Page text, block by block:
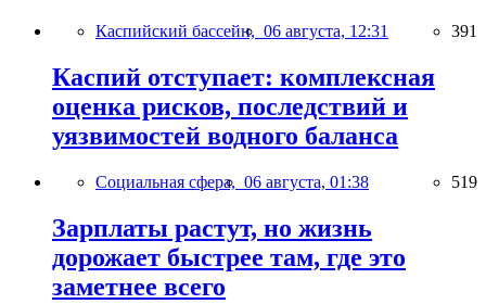
Каспийский бассейн, 06 августа, 12:31 391
Каспий отступает: комплексная
оценка рисков, последствий и
уязвимостей водного баланса
Социальная сфера, 06 августа, 01:38 519
Зарплаты растут, но жизнь
дорожает быстрее там, где это
заметнее всего